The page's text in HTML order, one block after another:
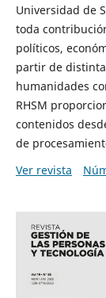
Universidad de
toda
políticos,
partir de
humanidades
RHSM
contenidos
de
Ver revista